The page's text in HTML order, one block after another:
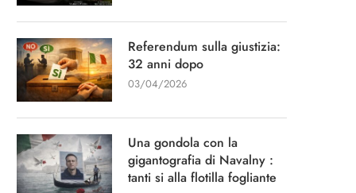
Referendum sulla giustizia:
32 anni dopo
03/04/2026
Una gondola con la
gigantografia di Navalny :
tanti si alla flotilla fogliante